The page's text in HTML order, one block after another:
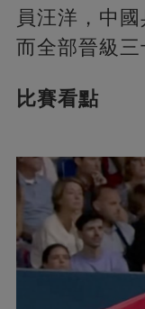
員汪洋，中
而全部晉級三
比賽看點